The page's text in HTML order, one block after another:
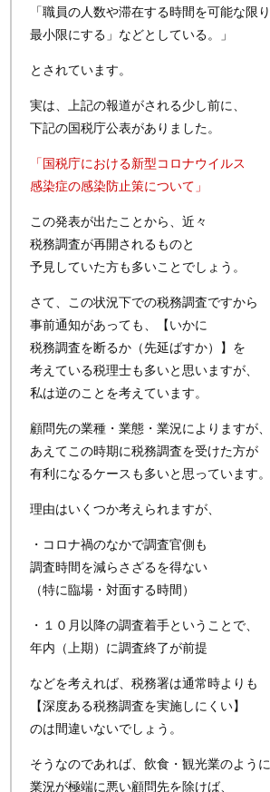
「職員の人数や滞在する時間を可能な限り
最小限にする」などとしている。」
とされています。
実は、上記の報道がされる少し前に、
下記の国税庁公表がありました。
「国税庁における新型コロナウイルス
感染症の感染防止策について」
この発表が出たことから、近々
税務調査が再開されるものと
予見していた方も多いことでしょう。
さて、この状況下での税務調査ですから
事前通知があっても、【いかに
税務調査を断るか（先延ばすか）】を
考えている税理士も多いと思いますが、
私は逆のことを考えています。
顧問先の業種・業態・業況によりますが、
あえてこの時期に税務調査を受けた方が
有利になるケースも多いと思っています。
理由はいくつか考えられますが、
・コロナ禍のなかで調査官側も
調査時間を減らさざるを得ない
（特に臨場・対面する時間）
・１０月以降の調査着手ということで、
年内（上期）に調査終了が前提
などを考えれば、税務署は通常時よりも
【深度ある税務調査を実施しにくい】
のは間違いないでしょう。
そうなのであれば、飲食・観光業のように
業況が極端に悪い顧問先を除けば、